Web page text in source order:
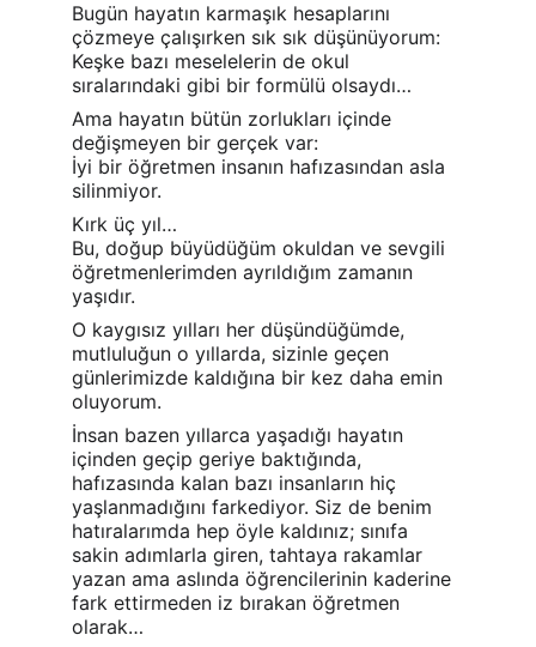
Bugün hayatın karmaşık hesaplarını
çözmeye çalışırken sık sık düşünüyorum:
Keşke bazı meselelerin de okul
sıralarındaki gibi bir formülü olsaydı…
Ama hayatın bütün zorlukları içinde
değişmeyen bir gerçek var:
İyi bir öğretmen insanın hafızasından asla
silinmiyor.
Kırk üç yıl…
Bu, doğup büyüdüğüm okuldan ve sevgili
öğretmenlerimden ayrıldığım zamanın
yaşıdır.
O kaygısız yılları her düşündüğümde,
mutluluğun o yıllarda, sizinle geçen
günlerimizde kaldığına bir kez daha emin
oluyorum.
İnsan bazen yıllarca yaşadığı hayatın
içinden geçip geriye baktığında,
hafızasında kalan bazı insanların hiç
yaşlanmadığını farkediyor. Siz de benim
hatıralarımda hep öyle kaldınız; sınıfa
sakin adımlarla giren, tahtaya rakamlar
yazan ama aslında öğrencilerinin kaderine
fark ettirmeden iz bırakan öğretmen
olarak…